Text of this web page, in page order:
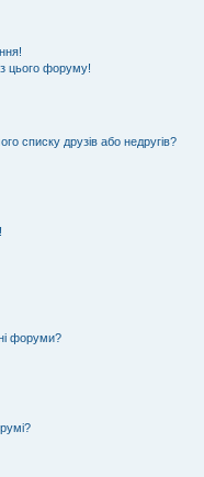
цього форуму!
списку друзів або недругів?
форуми?